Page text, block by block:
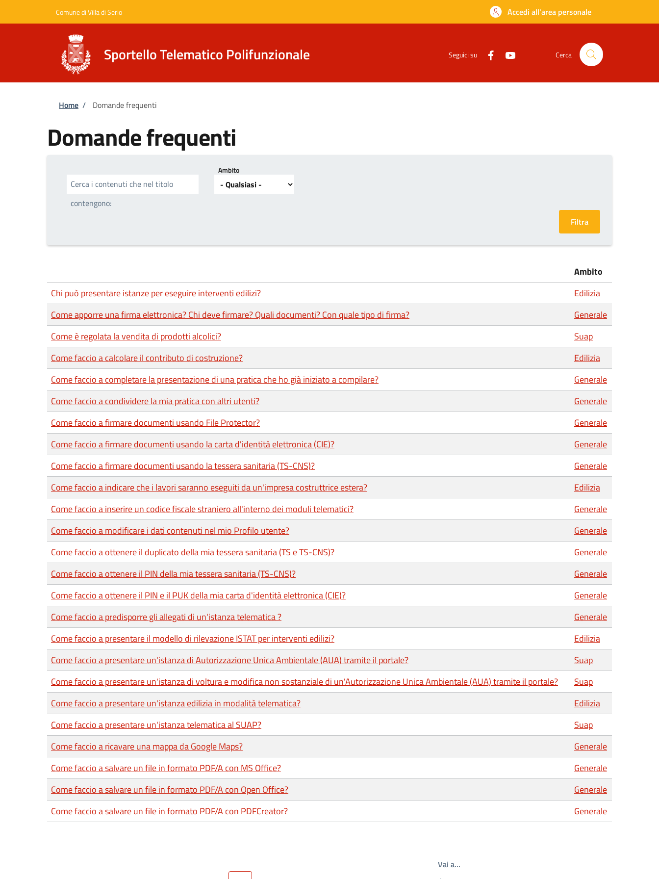
Comune di Villa di Serio Accedi all'area personale
Sportello Telematico Polifunzionale Seguici su Cerca
Briciole di pane
Home / Domande frequenti
Domande frequenti
Cerca i contenuti che nel titolo
contengono:
Ambito
Ambito
Chi può presentare istanze per eseguire interventi edilizi?
Edilizia
Come apporre una firma elettronica? Chi deve firmare? Quali documenti? Con quale tipo di firma?
Generale
Come è regolata la vendita di prodotti alcolici?
Suap
Come faccio a calcolare il contributo di costruzione?
Edilizia
Come faccio a completare la presentazione di una pratica che ho già iniziato a compilare?
Generale
Come faccio a condividere la mia pratica con altri utenti?
Generale
Come faccio a firmare documenti usando File Protector?
Generale
Come faccio a firmare documenti usando la carta d'identità elettronica (CIE)?
Generale
Come faccio a firmare documenti usando la tessera sanitaria (TS-CNS)?
Generale
Come faccio a indicare che i lavori saranno eseguiti da un'impresa costruttrice estera?
Edilizia
Come faccio a inserire un codice fiscale straniero all'interno dei moduli telematici?
Generale
Come faccio a modificare i dati contenuti nel mio Profilo utente?
Generale
Come faccio a ottenere il duplicato della mia tessera sanitaria (TS e TS-CNS)?
Generale
Come faccio a ottenere il PIN della mia tessera sanitaria (TS-CNS)?
Generale
Come faccio a ottenere il PIN e il PUK della mia carta d'identità elettronica (CIE)?
Generale
Come faccio a predisporre gli allegati di un'istanza telematica ?
Generale
Come faccio a presentare il modello di rilevazione ISTAT per interventi edilizi?
Edilizia
Come faccio a presentare un'istanza di Autorizzazione Unica Ambientale (AUA) tramite il portale?
Suap
Come faccio a presentare un'istanza di voltura e modifica non sostanziale di un'Autorizzazione Unica Ambientale (AUA) tramite il portale?
Suap
Come faccio a presentare un'istanza edilizia in modalità telematica?
Edilizia
Come faccio a presentare un'istanza telematica al SUAP?
Suap
Come faccio a ricavare una mappa da Google Maps?
Generale
Come faccio a salvare un file in formato PDF/A con MS Office?
Generale
Come faccio a salvare un file in formato PDF/A con Open Office?
Generale
Come faccio a salvare un file in formato PDF/A con PDFCreator?
Generale
Vai a…